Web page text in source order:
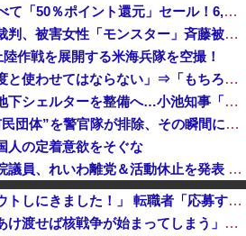
『はねバド！』全16巻すべて「50％ポイント還元」セール！6,336円分返ってくる！作風が途中で激変！かわいい女の子が"怪物"へと変貌していくバ...
【物議】ジャンポケ斉藤裁判、被害女性「モンスター」斉藤被告「同意と思ってた」←これどっちが勝つの？
作戦を展開する米海兵隊を空撮！
エッセイスト「原爆を二度と使わせてはならない」⇒「もちろん中国の核も非難する？」⇒「中国の核は綺麗な核！」
東京都、八重洲駐車場に地下シェルターを整備へ…小池知事「弾道ミサイル攻撃から都民の命と財産守る」！
原爆ドーム前に居座る”市民団体”を警官隊が排除、その瞬間に周囲で見守っていた観客たちが……
人の定着意欲をそぐな
【悲報】大石あきこ前衆院議員、れいわ離党＆活動休止を発表 → 過去の「スジを通す」宣言に】「説明責任どうなった？」とツッコミ殺到 ｗｗｗｗｗｗｗ...
「BYD RACCOは利便性より安全性を優先した設計」とEV推進派がスカスカ構造を絶賛、これがRACCOの一番の特徴よな
とある転職サイト「スカウトしにきました！」 転職者「応募するわ！」 → 結果ｗｗｗｗｗ
「私達が原爆ドーム前をあけ渡せば核戦争が始まってしまう」と訴える市民団体、それを聞いた被爆3世の人が……